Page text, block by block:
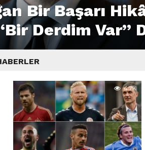
Bir Başarı
Derdim Var”
4.7K